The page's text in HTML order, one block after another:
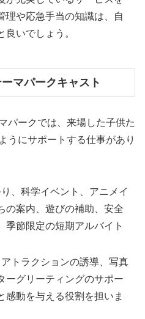
理や応急手当の知識は、自
良いでしょう。
マパークキャスト
パークでは、来場した子供た
うにサポートする仕事があり
、科学イベント、アニメイ
の案内、遊びの補助、安全
季節限定の短期アルバイト
アトラクションの誘導、写真
ーグリーティングのサポー
感動を与える役割を担いま